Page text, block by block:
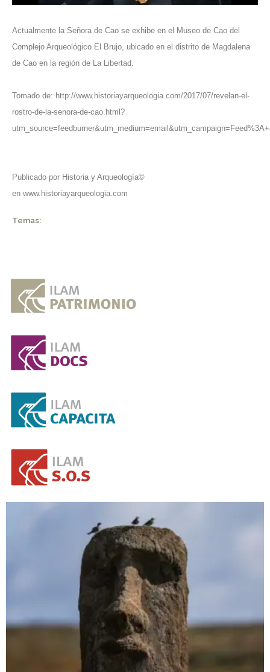
Actualmente la Señora de Cao se exhibe en el Museo de Cao del
Complejo Arqueológico El Brujo, ubicado en el distrito de Magdalena
de Cao en la región de La Libertad.
Tomado de: http://www.historiayarqueologia.com/2017/07/revelan-el-
rostro-de-la-senora-de-cao.html?
Publicado por Historia y Arqueología©
en www.historiayarqueologia.com
Temas: